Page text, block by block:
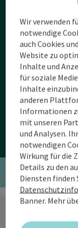
Wir verwenden
notwendige
auch Cookies
Website zu
Inhalte und
für soziale
Inhalte
anderen
Informationen
mit unseren
und Analysen.
notwendigen
Wirkung für die
Details zu den
Diensten finden
Banner. Mehr